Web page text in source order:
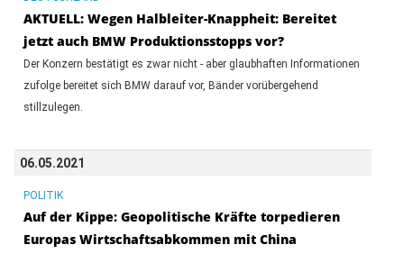
AKTUELL: Wegen Halbleiter-Knappheit: Bereitet
jetzt auch BMW Produktionsstopps vor?
Der Konzern bestätigt es zwar nicht - aber glaubhaften Informationen
zufolge bereitet sich BMW darauf vor, Bänder vorübergehend
stillzulegen.
06.05.2021
POLITIK
Auf der Kippe: Geopolitische Kräfte torpedieren
Europas Wirtschaftsabkommen mit China